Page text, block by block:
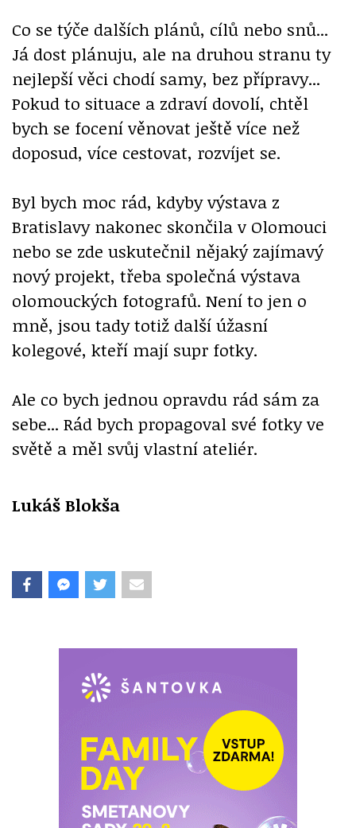
Co se týče dalších plánů, cílů nebo snů...
Já dost plánuju, ale na druhou stranu ty
nejlepší věci chodí samy, bez přípravy...
Pokud to situace a zdraví dovolí, chtěl
bych se focení věnovat ještě více než
doposud, více cestovat, rozvíjet se.
Byl bych moc rád, kdyby výstava z
Bratislavy nakonec skončila v Olomouci
nebo se zde uskutečnil nějaký zajímavý
nový projekt, třeba společná výstava
olomouckých fotografů. Není to jen o
mně, jsou tady totiž další úžasní
kolegové, kteří mají supr fotky.
Ale co bych jednou opravdu rád sám za
sebe... Rád bych propagoval své fotky ve
světě a měl svůj vlastní ateliér.
Lukáš Blokša